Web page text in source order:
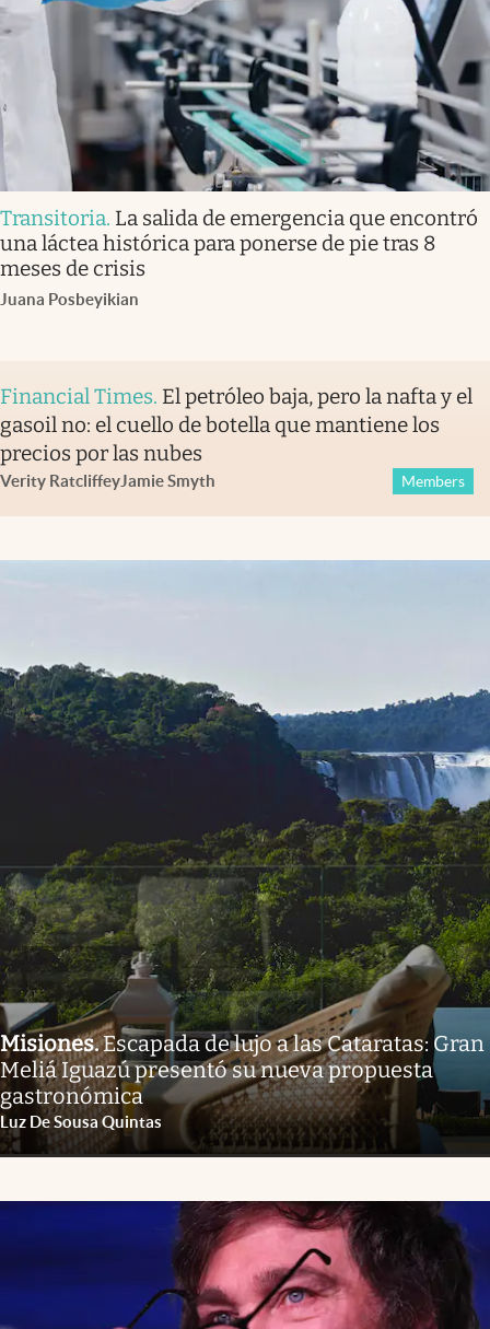
Transitoria. La salida de emergencia que encontró
una láctea histórica para ponerse de pie tras 8
meses de crisis
Juana Posbeyikian
Financial Times. El petróleo baja, pero la nafta y el
gasoil no: el cuello de botella que mantiene los
precios por las nubes
Verity RatcliffeyJamie Smyth Members
Misiones.Escapada de lujo a las Cataratas: Gran
Meliá Iguazú presentó su nueva propuesta
gastronómica
Luz De Sousa Quintas